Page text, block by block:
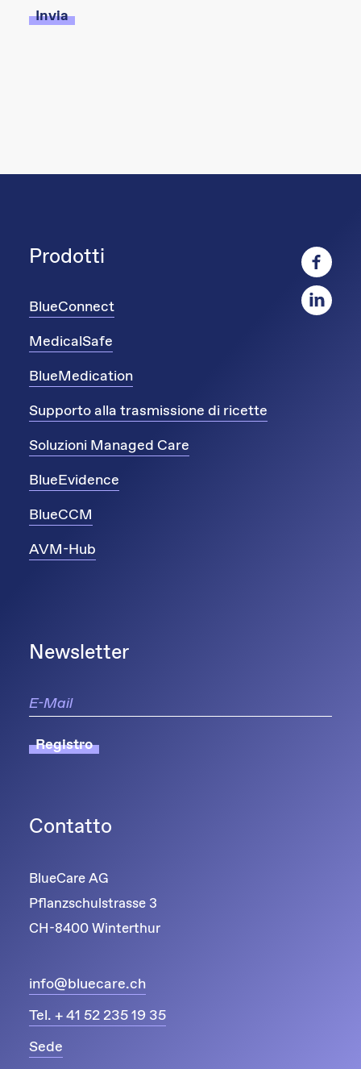
Prodotti
BlueConnect
MedicalSafe
BlueMedication
Supporto alla trasmissione di ricette
Soluzioni Managed Care
BlueEvidence
BlueCCM
AVM-Hub
Newsletter
Registro
Contatto
BlueCare AG
Pflanzschulstrasse 3
CH-8400 Winterthur
info@bluecare.ch
Tel. + 41 52 235 19 35
Sede